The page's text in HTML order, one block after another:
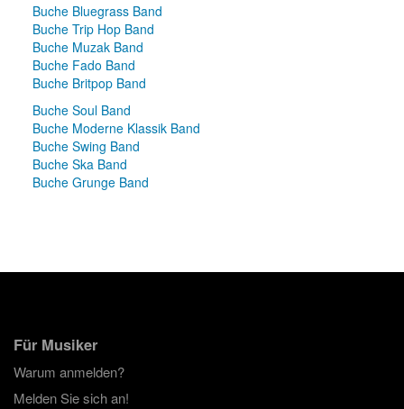
Buche Bluegrass Band
Buche Trip Hop Band
Buche Muzak Band
Buche Fado Band
Buche Britpop Band
Buche Soul Band
Buche Moderne Klassik Band
Buche Swing Band
Buche Ska Band
Buche Grunge Band
Für Musiker
Warum anmelden?
Melden Sie sich an!